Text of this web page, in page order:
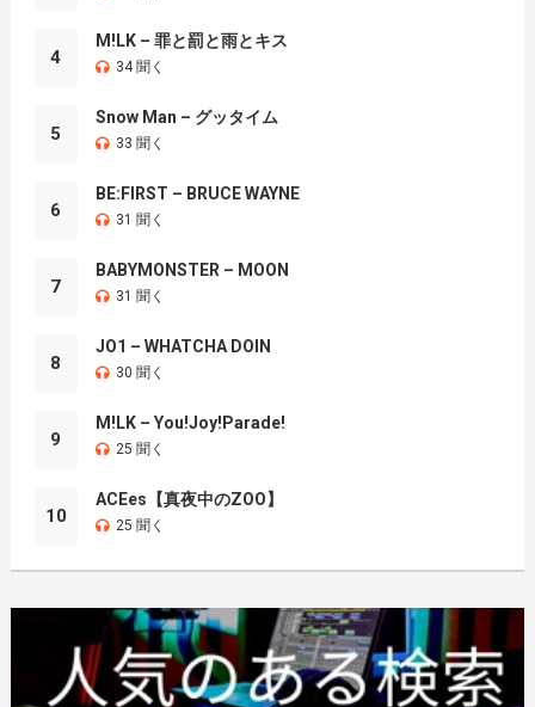
4
M!LK – 罪と罰と雨とキス
34 聞く
5
Snow Man – グッタイム
33 聞く
6
BE:FIRST – BRUCE WAYNE
31 聞く
7
BABYMONSTER – MOON
31 聞く
8
JO1 – WHATCHA DOIN
30 聞く
9
M!LK – You!Joy!Parade!
25 聞く
10
ACEes【真夜中のZOO】
25 聞く